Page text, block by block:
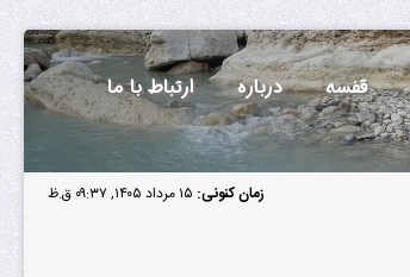
قفسه درباره ارتباط با ما
زمان کنونی: ۱۵ مرداد ۱۴۰۵, ۰۹:۳۷ ق.ظ